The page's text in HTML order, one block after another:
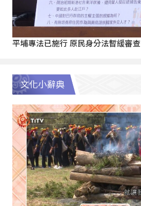
平埔專法已施行 原民身分法暫緩審查
文化小辭典